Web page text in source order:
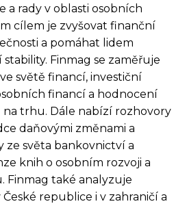
a rady v oblasti osobních
cílem je zvyšovat finanční
a pomáhat lidem
Finmag se zaměřuje
světě financí, investiční
financí a hodnocení
trhu. Dále nabízí rozhovory
daňovými změnami a
ze světa bankovnictví a
knih o osobním rozvoji a
Finmag také analyzuje
republice i v zahraničí a